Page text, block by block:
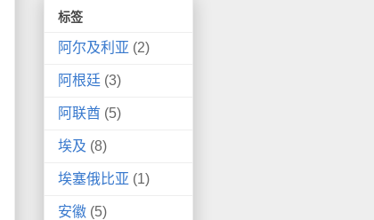
标签
阿尔及利亚 (2)
阿根廷 (3)
阿联酋 (5)
埃及 (8)
埃塞俄比亚 (1)
安徽 (5)